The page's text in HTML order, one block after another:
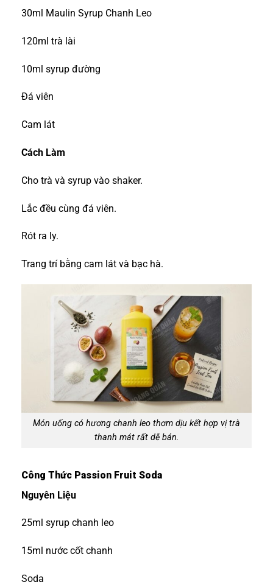
30ml Maulin Syrup Chanh Leo
120ml trà lài
10ml syrup đường
Đá viên
Cam lát
Cách Làm
Cho trà và syrup vào shaker.
Lắc đều cùng đá viên.
Rót ra ly.
Trang trí bằng cam lát và bạc hà.
Món uống có hương chanh leo thơm dịu kết hợp vị trà
thanh mát rất dễ bán.
Công Thức Passion Fruit Soda
Nguyên Liệu
25ml syrup chanh leo
15ml nước cốt chanh
Soda